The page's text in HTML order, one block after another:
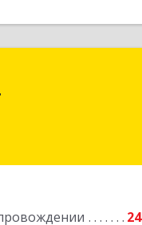
24
ул, дом № 20, кв. 2,